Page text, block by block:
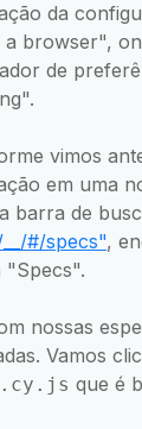
da
browser",
de
vimos
em uma
barra de
#/specs",
"Specs".
nossas
Vamos
que é